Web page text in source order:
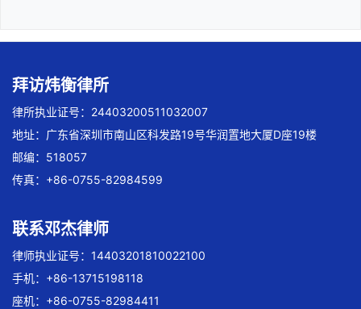
拜访炜衡律所
律所执业证号：24403200511032007
地址：广东省深圳市南山区科发路19号华润置地大厦D座19楼
邮编：518057
传真：+86-0755-82984599
联系邓杰律师
律师执业证号：14403201810022100
手机：+86-13715198118
座机：+86-0755-82984411